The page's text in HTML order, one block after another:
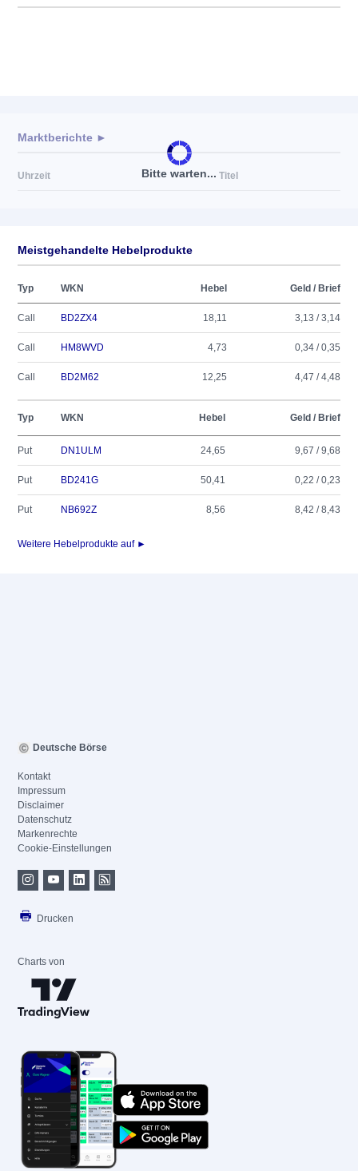
Bitte warten...
Marktberichte ►
Uhrzeit Titel
Meistgehandelte Hebelprodukte
Typ WKN Hebel Geld / Brief
Call BD2ZX4 18,11 3,13 / 3,14
Call HM8WVD 4,73 0,34 / 0,35
Call BD2M62 12,25 4,47 / 4,48
Typ WKN Hebel Geld / Brief
Put DN1ULM 24,65 9,67 / 9,68
Put BD241G 50,41 0,22 / 0,23
Put NB692Z 8,56 8,42 / 8,43
Weitere Hebelprodukte auf ►
Deutsche Börse
Kontakt
Impressum
Disclaimer
Datenschutz
Markenrechte
Cookie-Einstellungen
Drucken
Charts von